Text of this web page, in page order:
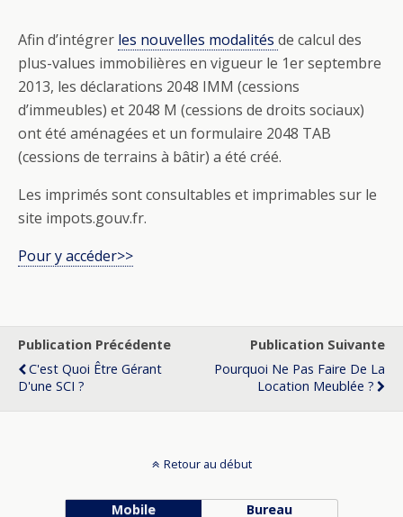
Afin d’intégrer les nouvelles modalités de calcul des
plus-values immobilières en vigueur le 1er septembre
2013, les déclarations 2048 IMM (cessions
d’immeubles) et 2048 M (cessions de droits sociaux)
ont été aménagées et un formulaire 2048 TAB
(cessions de terrains à bâtir) a été créé.
Les imprimés sont consultables et imprimables sur le
site impots.gouv.fr.
Pour y accéder>>
Publication Précédente
C'est Quoi Être Gérant
D'une SCI ?
Publication Suivante
Pourquoi Ne Pas Faire De La
Location Meublée ?
Retour au début
Mobile Bureau